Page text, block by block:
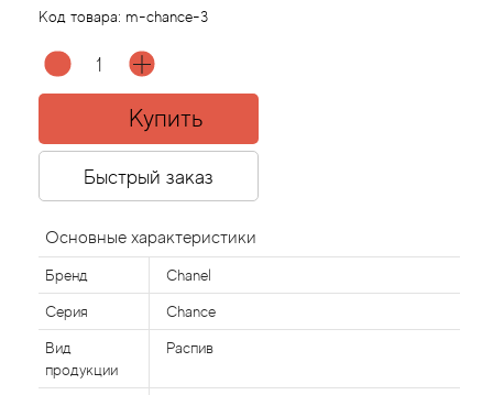
Код товара: m-chance-3
Купить
Быстрый заказ
Основные характеристики
Бренд Chanel
Серия Chance
Вид
продукции
Распив
Agonist
Al Haramain
Al Jazeera
Alaia Paris